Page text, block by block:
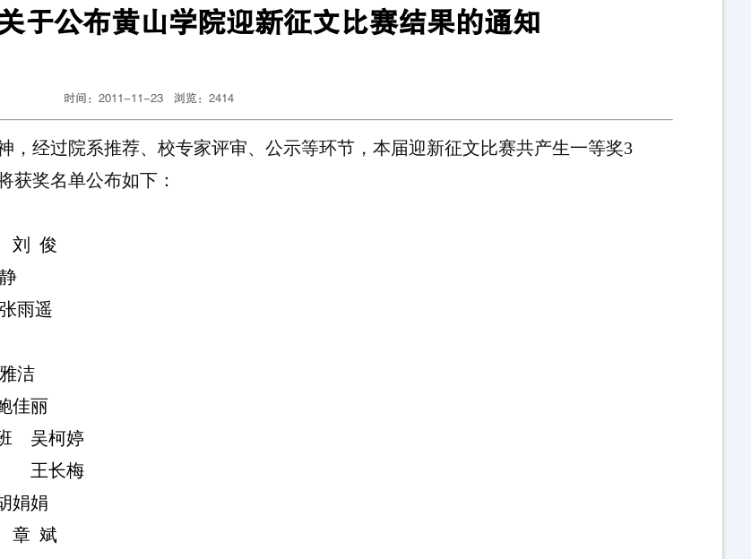
于公布黄山学院迎新征文比赛结果的通知
时间：2011-11-23 浏览： 2414
，经过院系推荐、校专家评审、公示等环节，本届迎新征文比赛共产生一等奖3
获奖名单公布如下：
刘
俊
张雨遥
洁
佳丽
吴柯婷
王长梅
娟娟
章 斌